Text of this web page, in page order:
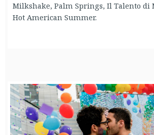
Milkshake, Palm Springs, Il Talento di
Hot American Summer.